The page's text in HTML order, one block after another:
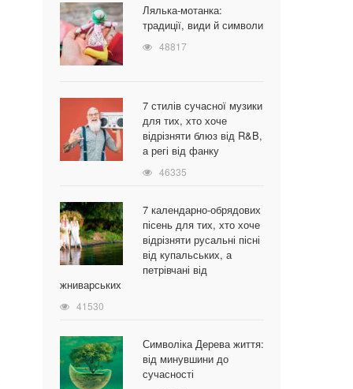
Лялька-мотанка:
традиції, види й символи
48817
7 стилів сучасної музики
для тих, хто хоче
відрізняти блюз від R&B,
а регі від фанку
46335
7 календарно-обрядових
пісень для тих, хто хоче
відрізняти русальні пісні
від купальських, а
петрівчані від
жниварських
41530
Символіка Дерева життя:
від минувшини до
сучасності